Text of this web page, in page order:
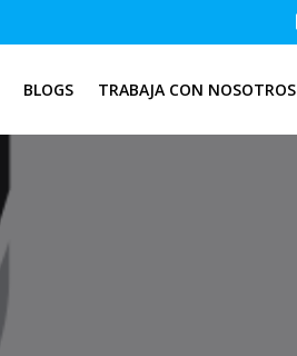
BLOGS TRABAJA CON NOSOTROS